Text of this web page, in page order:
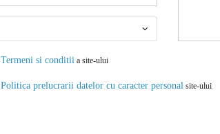
Termeni si conditiia site-ului
Politica prelucrarii datelor cu caracter personalsite-ului